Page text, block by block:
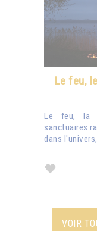
Le feu,
Le feu, la
sanctuaires
dans
VOIR